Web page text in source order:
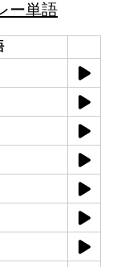
ー単語